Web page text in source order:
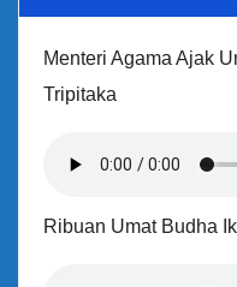
Menteri Agama Ajak
Tripitaka
Ribuan Umat Budha